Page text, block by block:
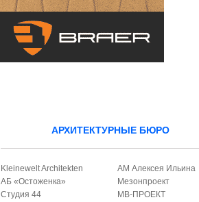
АРХИТЕКТУРНЫЕ БЮРО
Kleinewelt Architekten
АБ «Остоженка»
Студия 44
АМ Алексея Ильина
Мезонпроект
МВ-ПРОЕКТ